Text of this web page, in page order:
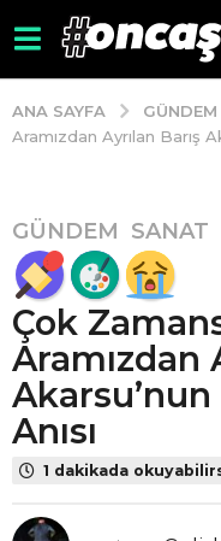
ANA SAYFA GÜNDEM
Aramızdan Ayrılan Barış
8
y
ı
l
ö
n
c
e
4
GÜNDEM ,SANAT
Çok
Aramızdan
Anısı
1 dakikada